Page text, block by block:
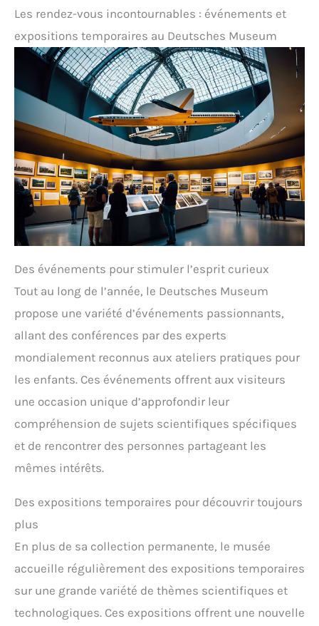
Les rendez-vous incontournables : événements et
expositions temporaires au Deutsches Museum
Des événements pour stimuler l’esprit curieux
Tout au long de l’année, le Deutsches Museum
propose une variété d’événements passionnants,
allant des conférences par des experts
mondialement reconnus aux ateliers pratiques pour
les enfants. Ces événements offrent aux visiteurs
une occasion unique d’approfondir leur
compréhension de sujets scientifiques spécifiques
et de rencontrer des personnes partageant les
mêmes intérêts.
Des expositions temporaires pour découvrir toujours
plus
En plus de sa collection permanente, le musée
accueille régulièrement des expositions temporaires
sur une grande variété de thèmes scientifiques et
technologiques. Ces expositions offrent une nouvelle